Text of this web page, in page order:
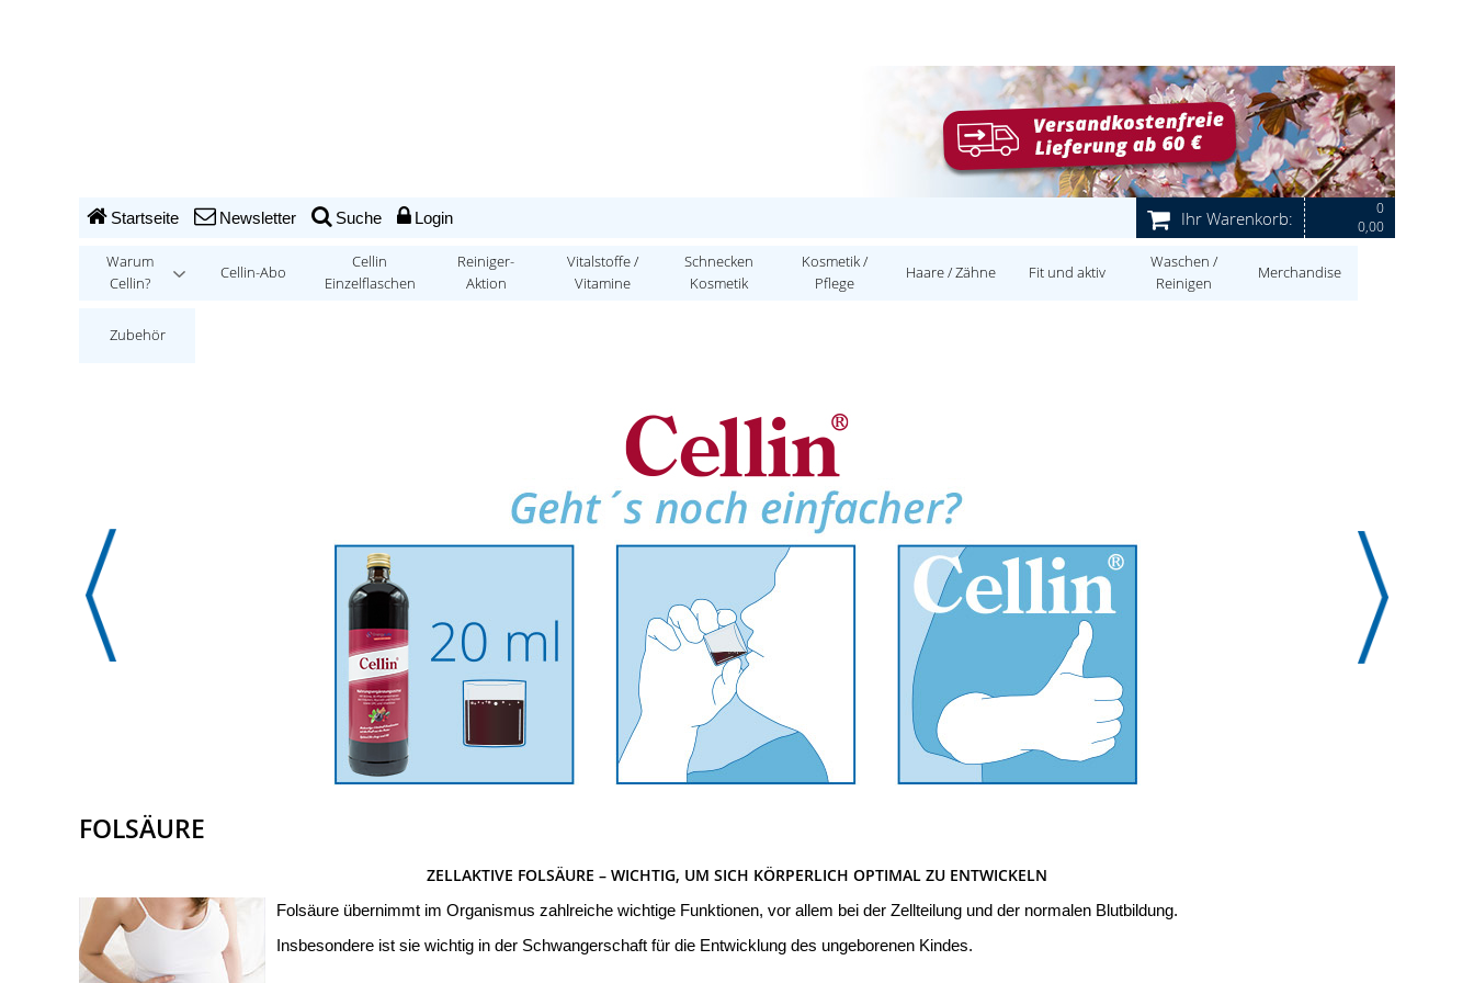
Ihr Warenkorb:
0
0,00
Startseite Newsletter Suche Login
Warum
Cellin?
Cellin-Abo
Cellin
Einzelflaschen
Reiniger-
Aktion
Vitalstoffe /
Vitamine
Schnecken
Kosmetik
Kosmetik /
Pflege
Haare / Zähne Fit und aktiv
Waschen /
Reinigen
Merchandise
Zubehör
FOLSÄURE
ZELLAKTIVE FOLSÄURE – WICHTIG, UM SICH KÖRPERLICH OPTIMAL ZU ENTWICKELN
Folsäure übernimmt im Organismus zahlreiche wichtige Funktionen, vor allem bei der Zellteilung und der normalen Blutbildung.
Insbesondere ist sie wichtig in der Schwangerschaft für die Entwicklung des ungeborenen Kindes.